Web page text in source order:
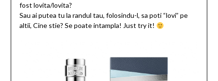
fost lovita/lovita?
Sau ai putea tu la randul tau, folosindu-l, sa poti “lovi” pe
altii, Cine stie? Se poate intampla! Just try it!